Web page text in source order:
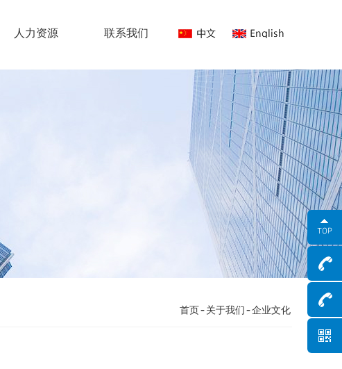
人力资源 联系我们
首页 - 关于我们 -企业文化